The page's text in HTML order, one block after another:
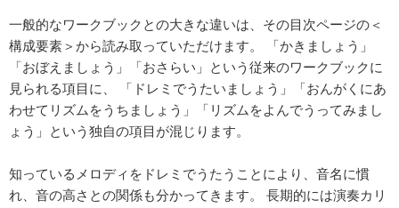
一般的なワークブックとの大きな違いは、その目次ページの＜
構成要素＞から読み取っていただけます。 「かきましょう」
「おぼえましょう」「おさらい」という従来のワークブックに
見られる項目に、 「ドレミでうたいましょう」「おんがくにあ
わせてリズムをうちましょう」「リズムをよんでうってみまし
ょう」という独自の項目が混じります。
知っているメロディをドレミでうたうことにより、音名に慣
れ、音の高さとの関係も分かってきます。 長期的には演奏カリ